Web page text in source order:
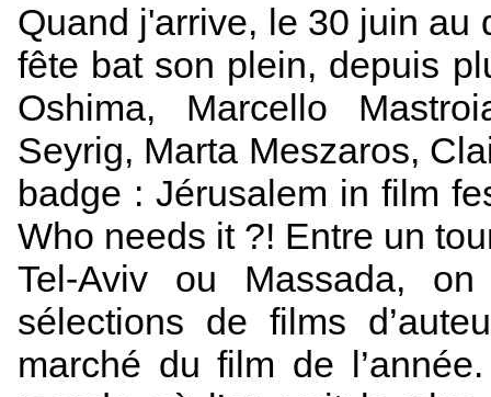
Quand j'arrive, le 30 juin au
fête bat son plein, depuis
Oshima, Marcello
Seyrig, Marta Meszaros,
badge : Jérusalem in film
Who needs it ?! Entre un
Tel-Aviv ou Massada,
sélections de films
marché du film de